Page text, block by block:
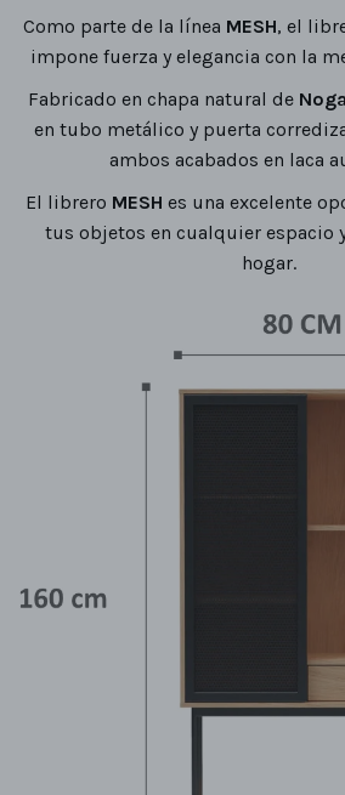
Como parte de la línea MESH, el
impone fuerza y elegancia con la
Fabricado en chapa natural de
en tubo metálico y puerta
ambos acabados en laca
El librero MESH es una excelente
tus objetos en cualquier espacio
hogar.